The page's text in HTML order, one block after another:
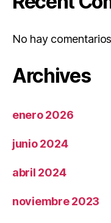
No hay
Archives
enero 2026
junio 2024
abril 2024
noviembre 2023